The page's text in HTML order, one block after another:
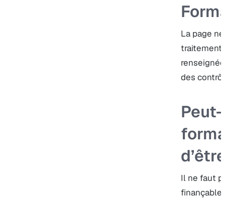
La page
traitement
des
Il ne faut
finançable